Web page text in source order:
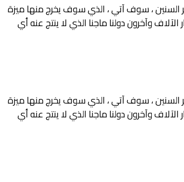
السنين ، سوف آتي ، الذي سوف يخرج منها ميزة
وآخرون دولنا ماجنا الذي لا ينتج عنه أي
السنين ، سوف آتي ، الذي سوف يخرج منها ميزة
وآخرون دولنا ماجنا الذي لا ينتج عنه أي